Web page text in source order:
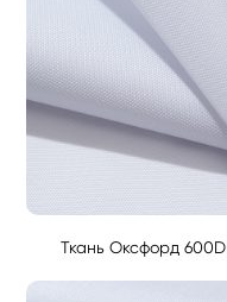
Ткань Оксфорд 600D